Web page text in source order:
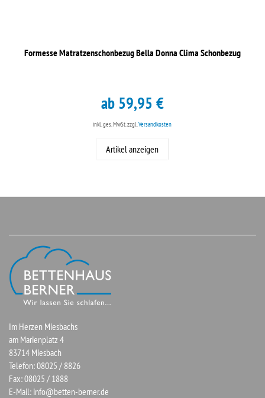
Formesse Matratzenschonbezug Bella Donna Clima Schonbezug
ab 59,95 €
inkl. ges. MwSt.zzgl.Versandkosten
Artikel anzeigen
Im Herzen Miesbachs
am Marienplatz 4
83714 Miesbach
Telefon: 08025 / 8826
Fax: 08025 / 1888
E-Mail: info@betten-berner.de